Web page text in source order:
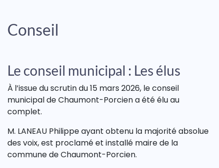
Conseil
Le conseil municipal : Les élus
À l’issue du scrutin du 15 mars 2026, le conseil
municipal de Chaumont-Porcien a été élu au
complet.
M. LANEAU Philippe ayant obtenu la majorité absolue
des voix, est proclamé et installé maire de la
commune de Chaumont-Porcien.